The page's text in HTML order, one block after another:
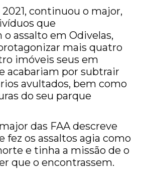
2021, continuou o major,
que
assalto em Odivelas,
mais quatro
imóveis seus em
acabariam por subtrair
avultados, bem como
do seu parque
das FAA descreve
fez os assaltos agia como
e tinha a missão de o
que o encontrassem.